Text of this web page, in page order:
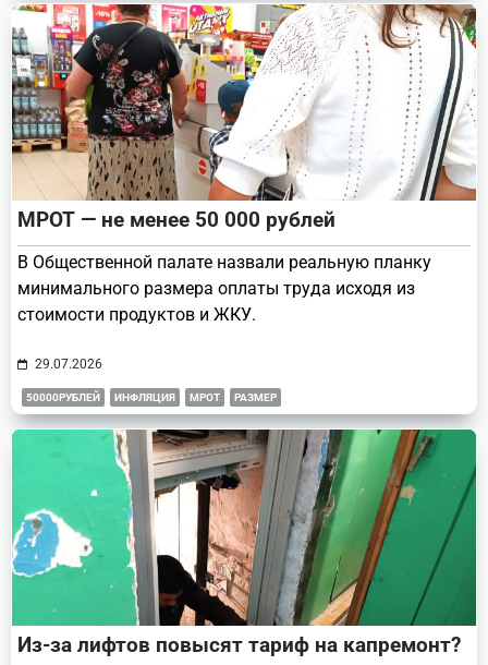
МРОТ — не менее 50 000 рублей
В Общественной палате назвали реальную планку
минимального размера оплаты труда исходя из
стоимости продуктов и ЖКУ.
29.07.2026
50000РУБЛЕЙ ИНФЛЯЦИЯ МРОТ РАЗМЕР
Из-за лифтов повысят тариф на капремонт?